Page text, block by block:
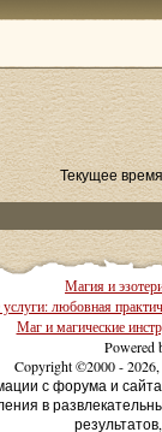
Текущее
Магия и
любовная
Маг и магические
Powered
Copyright ©2000 -
с форума и
в